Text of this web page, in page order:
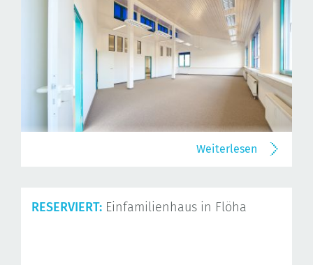
Weiterlesen
RESERVIERT: Einfamilienhaus in Flöha